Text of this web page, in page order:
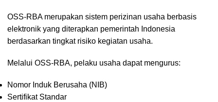
OSS-RBA merupakan sistem perizinan usaha berbasis
elektronik yang diterapkan pemerintah Indonesia
berdasarkan tingkat risiko kegiatan usaha.
Melalui OSS-RBA, pelaku usaha dapat mengurus:
Nomor Induk Berusaha (NIB)
Sertifikat Standar